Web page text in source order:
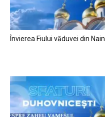
Învierea Fiului văduvei din Nain